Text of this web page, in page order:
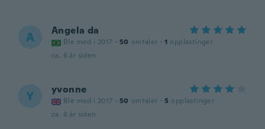
A Angela da
Ble med i 2017 · 50 omtaler · 1 opplastinger
ca. 6 år siden
Y yvonne
Ble med i 2017 · 50 omtaler · 5 opplastinger
ca. 6 år siden